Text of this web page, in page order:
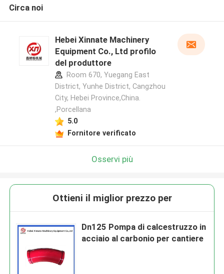
Circa noi
Hebei Xinnate Machinery
Equipment Co., Ltd profilo
del produttore
Room 670, Yuegang East
District, Yunhe District, Cangzhou
City, Hebei Province,China.
,Porcellana
5.0
Fornitore verificato
Osservi più
Ottieni il miglior prezzo per
Dn125 Pompa di calcestruzzo in
acciaio al carbonio per cantiere